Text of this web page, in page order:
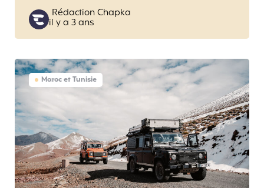
Posted
by
Rédaction Chapka
il y a 3 ans
Maroc et Tunisie